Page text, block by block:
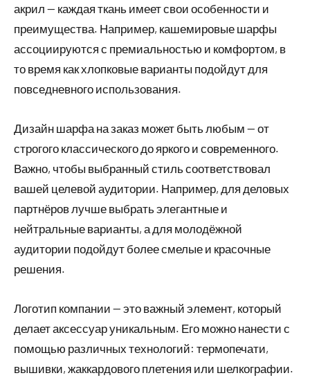
акрил — каждая ткань имеет свои особенности и
преимущества. Например, кашемировые шарфы
ассоциируются с премиальностью и комфортом, в
то время как хлопковые варианты подойдут для
повседневного использования.
Дизайн шарфа на заказ может быть любым — от
строгого классического до яркого и современного.
Важно, чтобы выбранный стиль соответствовал
вашей целевой аудитории. Например, для деловых
партнёров лучше выбрать элегантные и
нейтральные варианты, а для молодёжной
аудитории подойдут более смелые и красочные
решения.
Логотип компании — это важный элемент, который
делает аксессуар уникальным. Его можно нанести с
помощью различных технологий: термопечати,
вышивки, жаккардового плетения или шелкографии.